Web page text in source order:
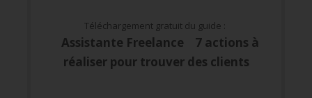
Téléchargement gratuit du guide :
Assistante Freelance 7 actions à
réaliser pour trouver des clients